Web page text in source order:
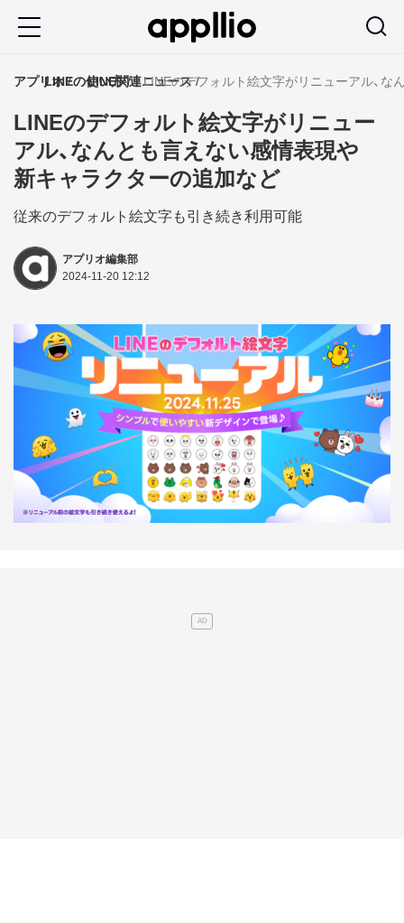
ン
ツ
移
アプリオLINEの使い方LINE関連ニュースLINEのデフォルト絵文字がリニューアル、
LINEのデフォルト絵文字がリニュー
アル、なんとも言えない感情表現や
新キャラクターの追加など
従来のデフォルト絵文字も引き続き利用可能
アプリオ編集部
2024-11-20 12:12